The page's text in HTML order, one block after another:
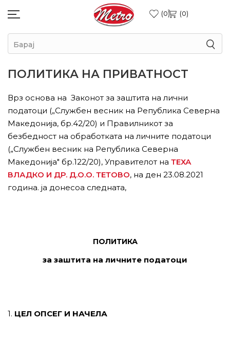
0 0
Барај
ПОЛИТИКА НА ПРИВАТНОСТ
Врз основа на Законот за заштита на лични
податоци („Службен весник на Република Северна
Македонија, бр.42/20) и Правилникот за
безбедност на обработката на личните податоци
(„Службен весник на Република Северна
Македонија" бр.122/20), Управителот на ТЕХА
ВЛАДКО И ДР. Д.О.О. ТЕТОВО, на ден 23.08.2021
година. ја донесоа следната,
ПОЛИТИКА
за заштита на личните податоци
1. ЦЕЛ ОПСЕГ И НАЧЕЛА